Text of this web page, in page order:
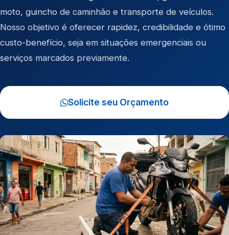
moto, guincho de caminhão e transporte de veículos.
Nosso objetivo é oferecer rapidez, credibilidade e ótimo
custo-benefício, seja em situações emergenciais ou
serviços marcados previamente.
Solicite seu Orçamento